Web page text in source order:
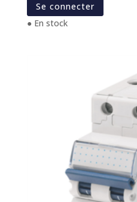
Se connecter
● En stock